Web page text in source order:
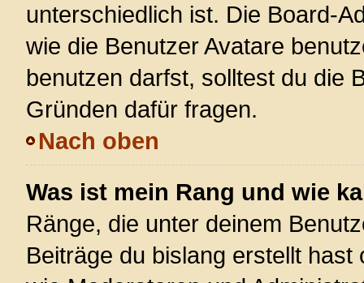
unterschiedlich ist. Die Board-
wie die Benutzer Avatare
benutzen darfst, solltest du die
Gründen dafür fragen.
Nach oben
Was ist mein Rang und wie
Ränge, die unter deinem
Beiträge du bislang erstellt